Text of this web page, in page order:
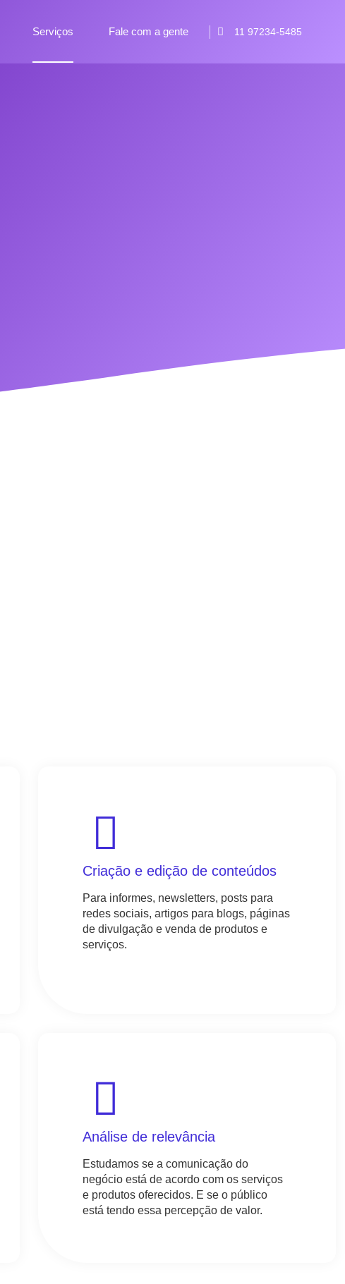
Serviços Fale com a gente 11 97234-5485
Criação e edição de conteúdos
Para informes, newsletters, posts para
redes sociais, artigos para blogs, páginas
de divulgação e venda de produtos e
serviços.
Análise de relevância
Estudamos se a comunicação do
negócio está de acordo com os serviços
e produtos oferecidos. E se o público
está tendo essa percepção de valor.